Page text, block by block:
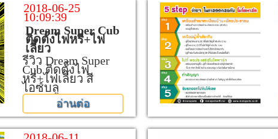
2018-06-25
10:09:39
Dream Super Cub
ติดตั้งไฟหรี่+ไฟ
เลี้ยว
รีวิว Dream Super
Cub ติดตั้งไฟ
หรี่+ไฟเลี้ยว สี
ไอซ์บลู
อ่านต่อ